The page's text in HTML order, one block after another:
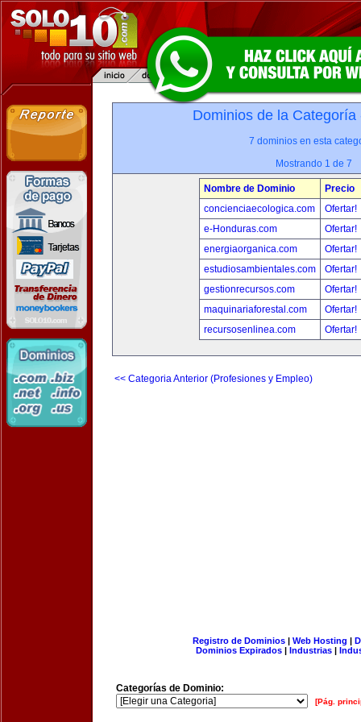
Dominios de la
7 dominios en esta
Mostrando 1 de 7
Nombre de Dominio
Precio
concienciaecologica.com
Ofertar!
e-Honduras.com
Ofertar!
energiaorganica.com
Ofertar!
estudiosambientales.com
Ofertar!
gestionrecursos.com
Ofertar!
maquinariaforestal.com
Ofertar!
recursosenlinea.com
Ofertar!
<< Categoria Anterior (Profesiones y Empleo)
Registro de Dominios| Web Hosting |
Dominios Expirados | Industrias |
Categorías de Dominio:
[Pág.